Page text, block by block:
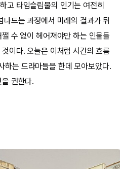
고 타임슬립물의 인기는 여전히
드는 과정에서 미래의 결과가 뒤
수 없이 헤어져야만 하는 인물들
이다. 오늘은 이처럼 시간의 흐름
하는 드라마들을 한데 모아보았다.
권한다.